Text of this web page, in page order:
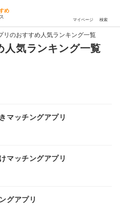
め
マイページ 検索
リのおすすめ人気ランキング一覧
人気ランキング一覧
マッチングアプリ
マッチングアプリ
グアプリ